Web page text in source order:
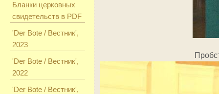
Бланки церковных
свидетельств в PDF
'Der Bote / Вестник',
2023
'Der Bote / Вестник',
2022
'Der Bote / Вестник',